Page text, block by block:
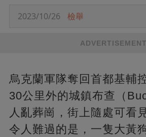
2023/10/26 檢舉
ADVERTISEMENT
烏克蘭軍隊奪回首都基輔
30公里外的城鎮布查（
人亂葬崗，街上隨處可看
令人難過的是，一隻大黃